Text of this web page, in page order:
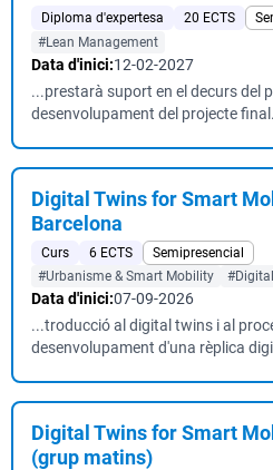
Diploma d'expertesa 20 ECTS
#Lean Management
Data d'inici:12-02-2027
...prestarà suport en el decurs del
desenvolupament del projecte
Digital Twins for Smart
Barcelona
Curs 6 ECTS
Semipresencial
#Urbanisme & Smart Mobility
Data d'inici:07-09-2026
...troducció al digital twins i al
desenvolupament d'una rèplica
Digital Twins for Smart
(grup matins)